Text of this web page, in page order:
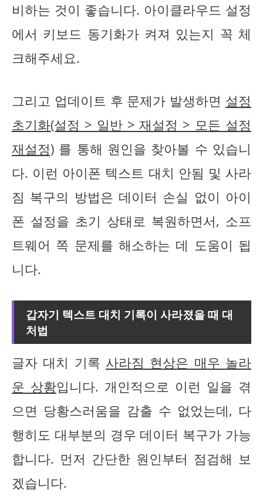
비하는 것이 좋습니다. 아이클라우드 설정
에서 키보드 동기화가 켜져 있는지 꼭 체
크해주세요.
그리고 업데이트 후 문제가 발생하면 설정
초기화(설정 > 일반 > 재설정 > 모든 설정
재설정) 를 통해 원인을 찾아볼 수 있습니
다. 이런 아이폰 텍스트 대치 안됨 및 사라
짐 복구의 방법은 데이터 손실 없이 아이
폰 설정을 초기 상태로 복원하면서, 소프
트웨어 쪽 문제를 해소하는 데 도움이 됩
니다.
갑자기 텍스트 대치 기록이 사라졌을 때 대
처법
글자 대치 기록 사라짐 현상은 매우 놀라
운 상황입니다. 개인적으로 이런 일을 겪
으면 당황스러움을 감출 수 없었는데, 다
행히도 대부분의 경우 데이터 복구가 가능
합니다. 먼저 간단한 원인부터 점검해 보
겠습니다.